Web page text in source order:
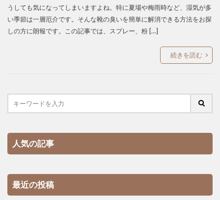
うしても気になってしまいますよね。特に夏場や梅雨時など、湿気が多
い季節は一層厄介です。そんな靴の臭いを簡単に解消できる方法をお探
しの方に朗報です。この記事では、スプレー、粉 […]
続きを読む
人気の記事
最近の投稿